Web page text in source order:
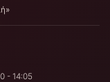
- 14:05